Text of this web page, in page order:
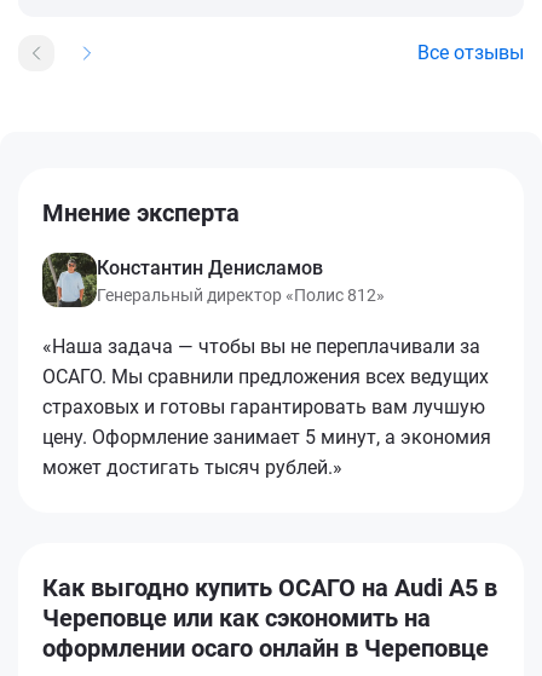
Все отзывы
Мнение эксперта
Константин Денисламов
Генеральный директор «Полис 812»
«Наша задача — чтобы вы не переплачивали за
ОСАГО. Мы сравнили предложения всех ведущих
страховых и готовы гарантировать вам лучшую
цену. Оформление занимает 5 минут, а экономия
может достигать тысяч рублей.»
Как выгодно купить ОСАГО на Audi A5 в
Череповце или как сэкономить на
оформлении осаго онлайн в Череповце